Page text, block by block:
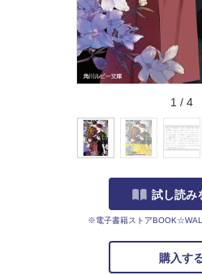
1 / 4
試し読み
※電子書籍ストア
購入す